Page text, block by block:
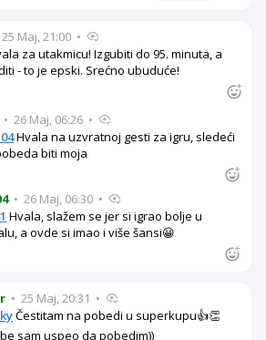
25 Maj, 21:00 •
za utakmicu! Izgubiti do 95. minuta, a
- to je epski. Srećno ubuduće!
• 26 Maj, 06:26 •
Hvala na uzvratnoj gesti za igru, sledeći
biti moja
• 26 Maj, 06:30 •
Hvala, slažem se jer si igrao bolje u
a ovde si imao i više šansi😀
• 25 Maj, 20:31 •
Čestitam na pobedi u superkupu👍👏
sam uspeo da pobedim))